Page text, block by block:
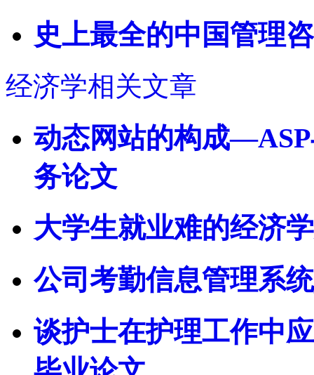
史上最全的中国管理
经济学相关文章
动态网站的构成
务论文
大学生就业难的经济
公司考勤信息管理系
谈护士在护理工作中